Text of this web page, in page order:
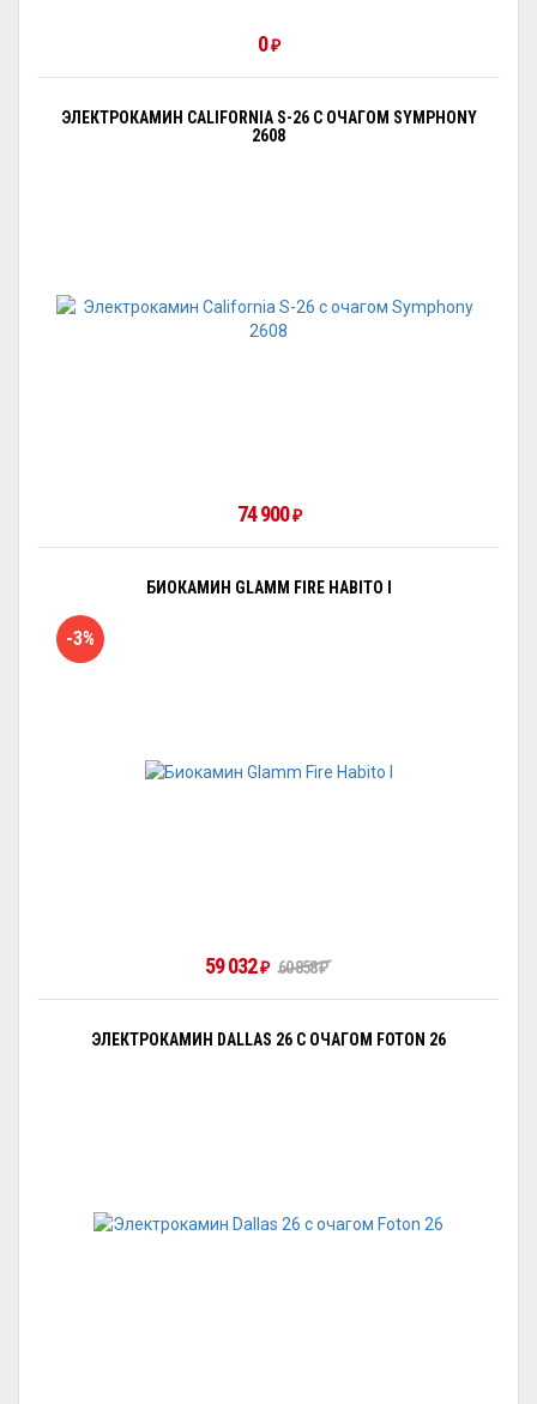
0 ₽
ЭЛЕКТРОКАМИН CALIFORNIA S-26 С ОЧАГОМ SYMPHONY
2608
74 900 ₽
БИОКАМИН GLAMM FIRE HABITO I
-3%
59 032 ₽ 60 858₽
ЭЛЕКТРОКАМИН DALLAS 26 С ОЧАГОМ FOTON 26